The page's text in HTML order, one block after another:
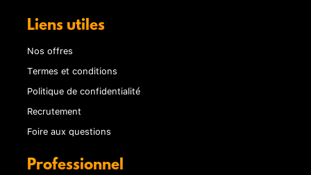
Liens utiles
Nos offres
Termes et conditions
Politique de confidentialité
Recrutement
Foire aux questions
Professionnel